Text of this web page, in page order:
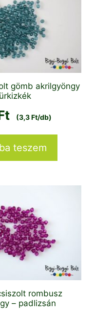
gömb akrilgyöngy
(3,3 Ft/db)
teszem
rombusz
– padlizsán